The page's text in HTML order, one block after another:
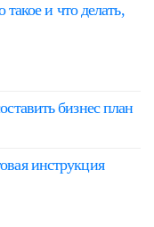
и что делать,
бизнес план
инструкция